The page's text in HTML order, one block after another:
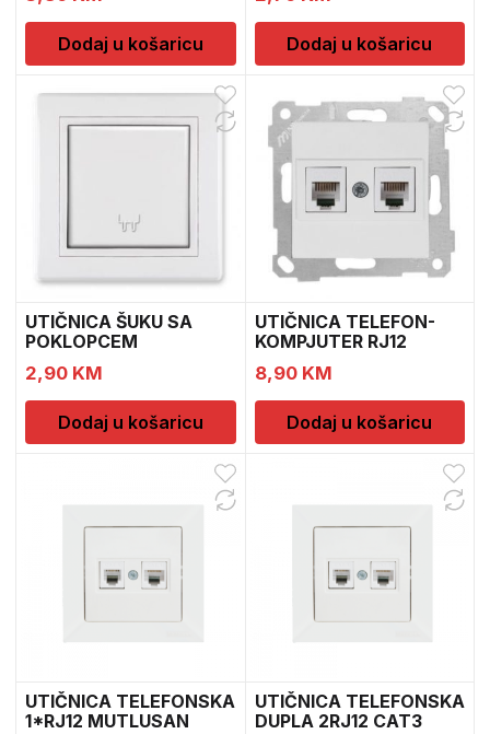
Dodaj u košaricu Dodaj u košaricu
UTIČNICA ŠUKU SA
POKLOPCEM
MUTLUSAN
2,90 KM
Dodaj u košaricu
UTIČNICA TELEFON-
KOMPJUTER RJ12
CAT5E MUTLUSAN
8,90 KM
Dodaj u košaricu
UTIČNICA TELEFONSKA
1*RJ12 MUTLUSAN
UTIČNICA TELEFONSKA
DUPLA 2RJ12 CAT3